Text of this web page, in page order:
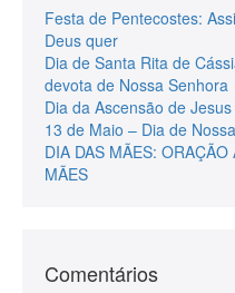
Festa de Pentecostes:
Deus quer
Dia de Santa Rita de
devota de Nossa Senhora
Dia da Ascensão de
13 de Maio – Dia de
DIA DAS MÃES:
MÃES
Comentários